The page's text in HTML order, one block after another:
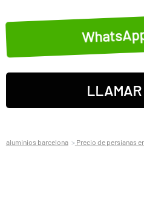
LLAMAR
aluminios barcelona Precio de persianas